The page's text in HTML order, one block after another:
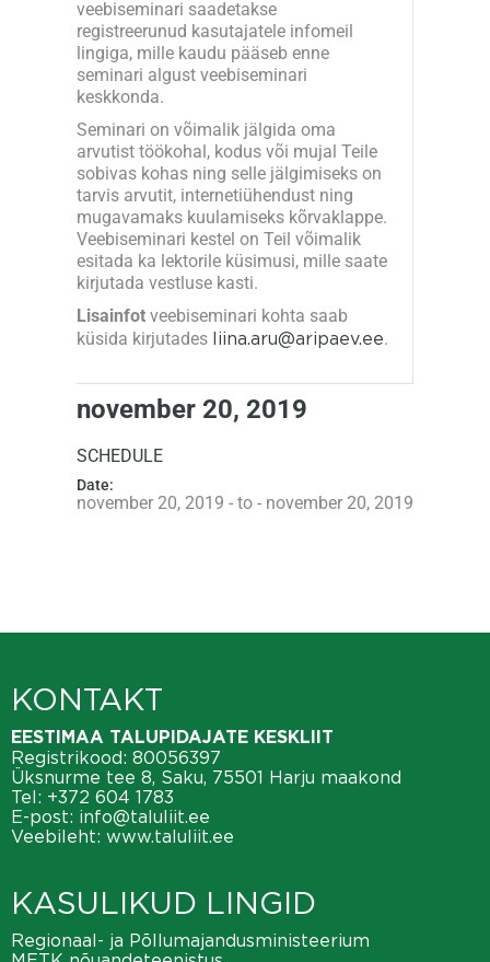
veebiseminari saadetakse
registreerunud kasutajatele infomeil
lingiga, mille kaudu pääseb enne
seminari algust veebiseminari
keskkonda.
Seminari on võimalik jälgida oma
arvutist töökohal, kodus või mujal Teile
sobivas kohas ning selle jälgimiseks on
tarvis arvutit, internetiühendust ning
mugavamaks kuulamiseks kõrvaklappe.
Veebiseminari kestel on Teil võimalik
esitada ka lektorile küsimusi, mille saate
kirjutada vestluse kasti.
Lisainfot veebiseminari kohta saab
küsida kirjutades liina.aru@aripaev.ee.
november 20, 2019
SCHEDULE
Date:
november 20, 2019 - to - november 20, 2019
KONTAKT
EESTIMAA TALUPIDAJATE KESKLIIT
Registrikood: 80056397
Üksnurme tee 8, Saku, 75501 Harju maakond
Tel: +372 604 1783
E-post: info@taluliit.ee
Veebileht: www.taluliit.ee
KASULIKUD LINGID
Regionaal- ja Põllumajandusministeerium